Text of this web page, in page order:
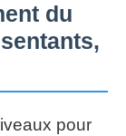
du
pour